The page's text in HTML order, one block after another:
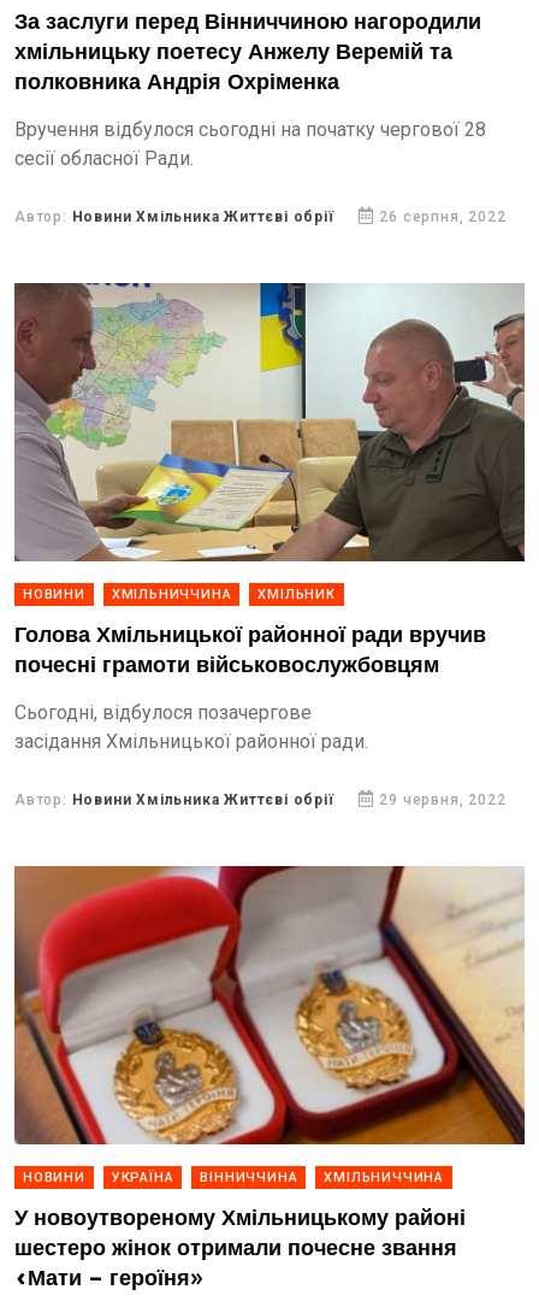
За заслуги перед Вінниччиною нагородили
хмільницьку поетесу Анжелу Веремій та
полковника Андрія Охріменка
Вручення відбулося сьогодні на початку чергової 28
сесії обласної Ради.
Автор: Новини Хмільника Життєві обрії 26 серпня, 2022
НОВИНИ ХМІЛЬНИЧЧИНА ХМІЛЬНИК
Голова Хмільницької районної ради вручив
почесні грамоти військовослужбовцям
Сьогодні, відбулося позачергове
засідання Хмільницької районної ради.
Автор: Новини Хмільника Життєві обрії 29 червня, 2022
НОВИНИ УКРАЇНА ВІННИЧЧИНА ХМІЛЬНИЧЧИНА
У новоутвореному Хмільницькому районі
шестеро жінок отримали почесне звання
«Мати – героїня»